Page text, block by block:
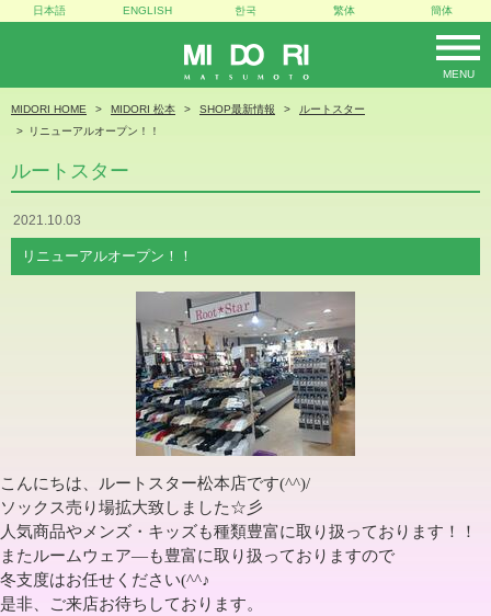
MIDORI
MENU
日本語 ENGLISH 한국 繁体 簡体
MIDORI HOME MIDORI 松本 SHOP最新情報
ルートスター
リニューアルオープン！！
ルートスター
2021.10.03
リニューアルオープン！！
こんにちは、ルートスター松本店です(^^)/
ソックス売り場拡大致しました☆彡
人気商品やメンズ・キッズも種類豊富に取り扱っております！！
またルームウェア―も豊富に取り扱っておりますので
冬支度はお任せください(^^♪
是非、ご来店お待ちしております。